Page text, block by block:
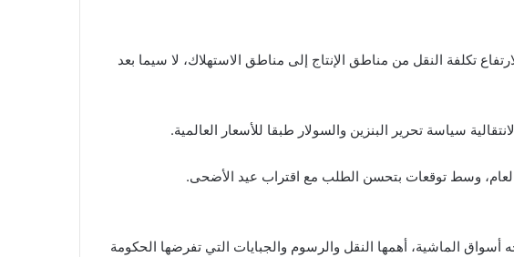
تكلفة النقل من مناطق الإنتاج إلى مناطق الاستهلاك، لا سيما بعد
سياسة تحرير البنزين والسولار طبقا للأسعار العالمية.
وسط توقعات بتحسن الطلب مع اقتراب عيد الأضحى.
الماشية، أهمها النقل والرسوم والجبايات التي تفرضها الحكومة